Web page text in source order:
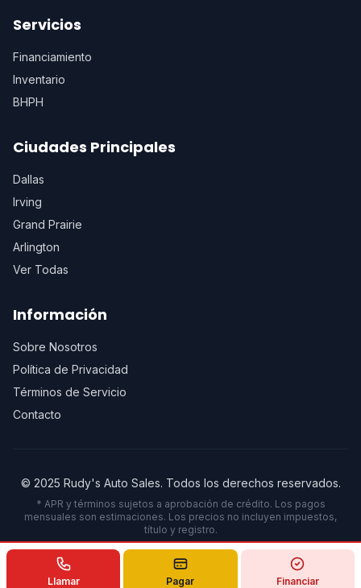
Servicios
Financiamiento
Inventario
BHPH
Ciudades Principales
Dallas
Irving
Grand Prairie
Arlington
Ver Todas
Información
Sobre Nosotros
Política de Privacidad
Términos de Servicio
Contacto
© 2025 Rudy's Auto Sales. Todos los derechos reservados.
* APR y términos sujetos a aprobación de crédito. Los pagos
mensuales son estimaciones. Los precios no incluyen impuestos,
título y registro.
Powered by digirankexpert.com
Llamar Pagar Financiar